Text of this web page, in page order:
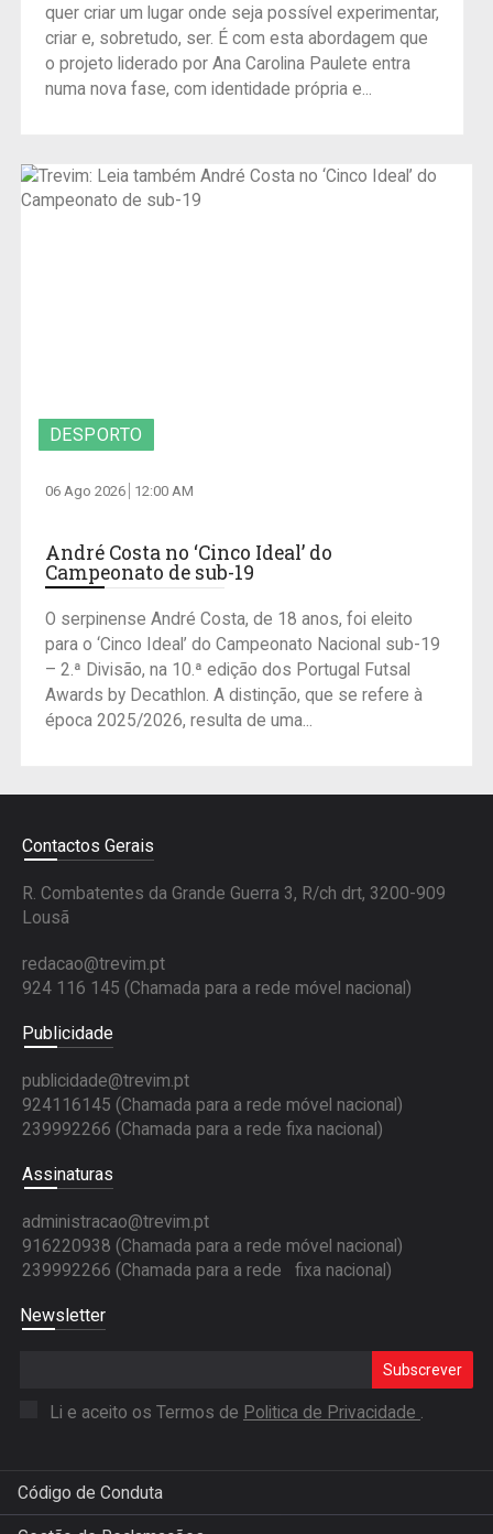
quer criar um lugar onde seja possível experimentar,
criar e, sobretudo, ser. É com esta abordagem que
o projeto liderado por Ana Carolina Paulete entra
numa nova fase, com identidade própria e...
DESPORTO
06 Ago 2026 12:00 AM
André Costa no ‘Cinco Ideal’ do
Campeonato de sub-19
O serpinense André Costa, de 18 anos, foi eleito
para o ‘Cinco Ideal’ do Campeonato Nacional sub-19
– 2.ª Divisão, na 10.ª edição dos Portugal Futsal
Awards by Decathlon. A distinção, que se refere à
época 2025/2026, resulta de uma...
Contactos Gerais
R. Combatentes da Grande Guerra 3, R/ch drt, 3200-909
Lousã
redacao@trevim.pt
924 116 145 (Chamada para a rede móvel nacional)
Publicidade
publicidade@trevim.pt
924116145 (Chamada para a rede móvel nacional)
239992266 (Chamada para a rede fixa nacional)
Assinaturas
administracao@trevim.pt
916220938 (Chamada para a rede móvel nacional)
239992266 (Chamada para a rede fixa nacional)
Newsletter
Subscrever
Li e aceito os Termos de Politica de Privacidade .
Código de Conduta